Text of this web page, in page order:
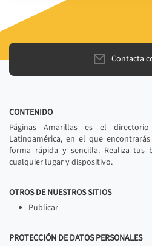
Contacta
CONTENIDO
Páginas Amarillas es el
Latinoamérica, en el que
forma rápida y sencilla. Realiza tus
cualquier lugar y dispositivo.
OTROS DE NUESTROS SITIOS
Publicar
PROTECCIÓN DE DATOS PERSONALES